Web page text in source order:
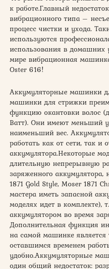
к работе.Главный
вибрационного типа –
процесс чистки и ухода.
используются
использования в домашних
мире вибрационная
Oster 616!
Аккумуляторные машинки
машинки для стрижки
функцию окантовки волос
Ватт). Они имеют меньший
наименьший вес.
работать как от сети, так и
аккумулятора.Некоторые
длительную непрерывную
заряженного
1871 Gold Style, Moser 1871
мастера иметь запасной
моделях идет в комплекте),
аккумулятором во время
Дополнительная функция
на самой машинке
оставшимся временем
удобно.Аккумуляторные
один общий недостаток: